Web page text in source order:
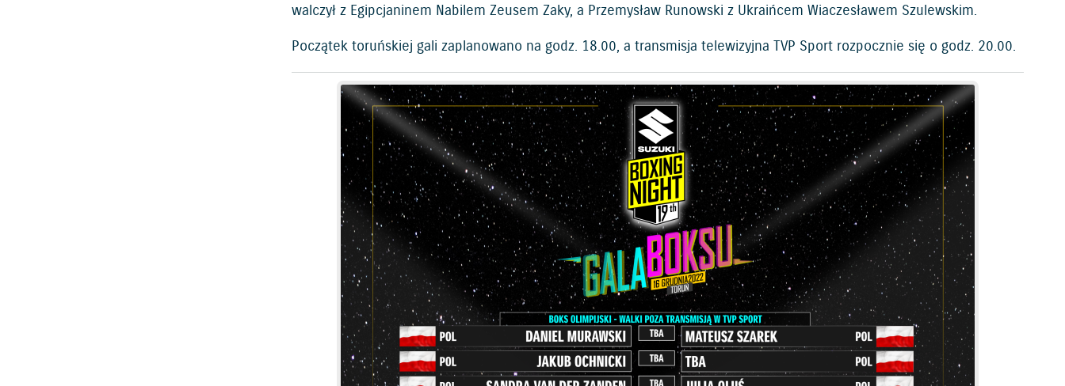
walczył z Egipcjaninem Nabilem Zeusem Zaky, a Przemysław Runowski z Ukraińcem Wiaczesławem Szulewskim.
Początek toruńskiej gali zaplanowano na godz. 18.00, a transmisja telewizyjna TVP Sport rozpocznie się o godz. 20.00.